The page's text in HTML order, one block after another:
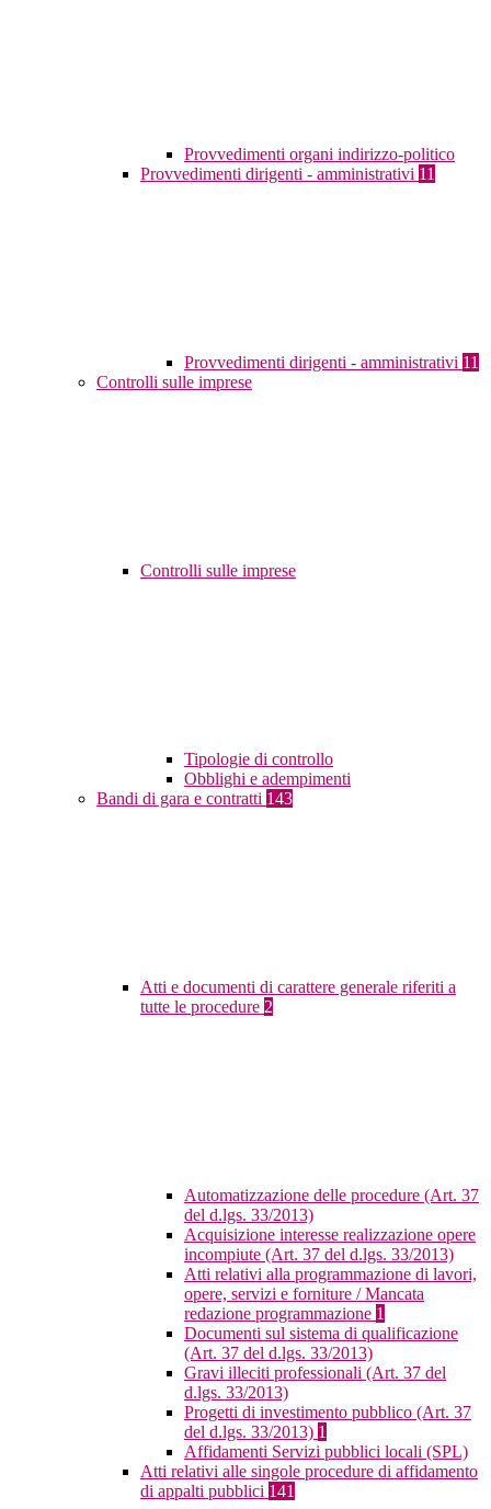
Provvedimenti organi indirizzo-politico
Provvedimenti dirigenti - amministrativi 11
Provvedimenti dirigenti - amministrativi 11
Controlli sulle imprese
Controlli sulle imprese
Tipologie di controllo
Obblighi e adempimenti
Bandi di gara e contratti 143
Atti e documenti di carattere generale riferiti a
tutte le procedure 2
Automatizzazione delle procedure (Art. 37
del d.lgs. 33/2013)
Acquisizione interesse realizzazione opere
incompiute (Art. 37 del d.lgs. 33/2013)
Atti relativi alla programmazione di lavori,
opere, servizi e forniture / Mancata
redazione programmazione 1
Documenti sul sistema di qualificazione
(Art. 37 del d.lgs. 33/2013)
Gravi illeciti professionali (Art. 37 del
d.lgs. 33/2013)
Progetti di investimento pubblico (Art. 37
del d.lgs. 33/2013) 1
Affidamenti Servizi pubblici locali (SPL)
Atti relativi alle singole procedure di affidamento
di appalti pubblici 141